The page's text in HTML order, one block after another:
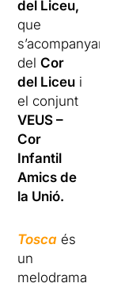
del Liceu,
que
s’acompanyarà
delCor
del Liceu i
el conjunt
VEUS –
Cor
Infantil
Amics de
la Unió.
Tosca és
un
melodrama